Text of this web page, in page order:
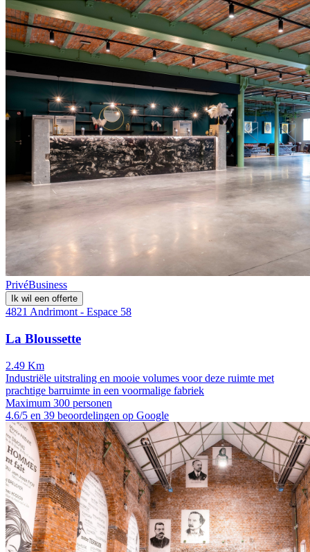
PrivéBusiness
Ik wil een offerte
4821 Andrimont - Espace 58
La Bloussette
2.49 Km
Industriële uitstraling en mooie volumes voor deze ruimte met
prachtige barruimte in een voormalige fabriek
Maximum 300 personen
4.6/5 en 39 beoordelingen op Google